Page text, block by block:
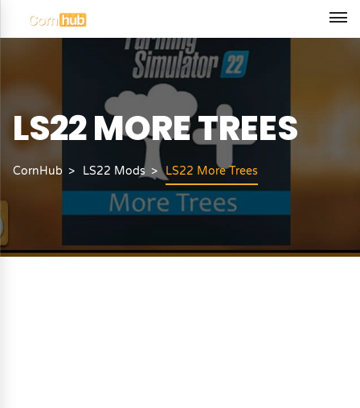
LS22 MORE TREES
CornHub LS22 Mods LS22 More Trees